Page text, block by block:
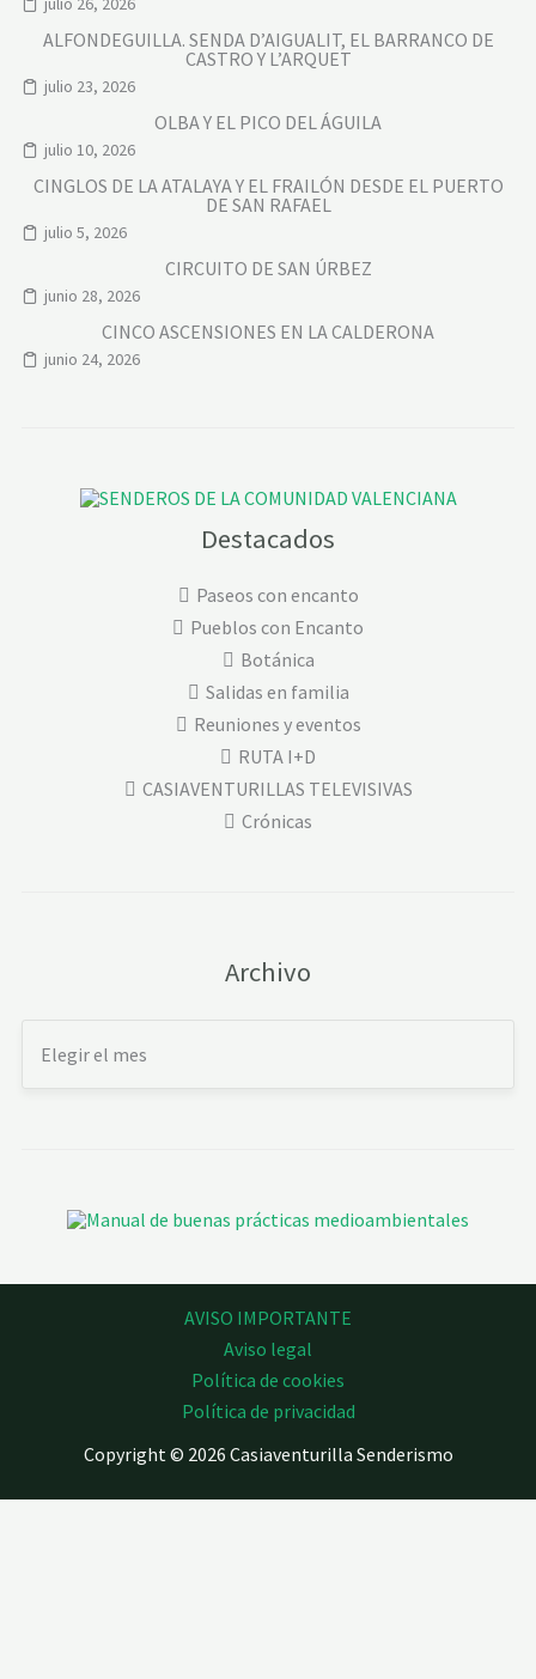
ALFONDEGUILLA. SENDA D’AIGUALIT, EL BARRANCO DE
CASTRO Y L’ARQUET
julio 23, 2026
OLBA Y EL PICO DEL ÁGUILA
julio 10, 2026
CINGLOS DE LA ATALAYA Y EL FRAILÓN DESDE EL PUERTO
DE SAN RAFAEL
julio 5, 2026
CIRCUITO DE SAN ÚRBEZ
junio 28, 2026
CINCO ASCENSIONES EN LA CALDERONA
junio 24, 2026
Destacados
Paseos con encanto
Pueblos con Encanto
Botánica
Salidas en familia
Reuniones y eventos
RUTA I+D
CASIAVENTURILLAS TELEVISIVAS
Crónicas
Archivo
AVISO IMPORTANTE
Aviso legal
Política de cookies
Política de privacidad
Copyright © 2026 Casiaventurilla Senderismo